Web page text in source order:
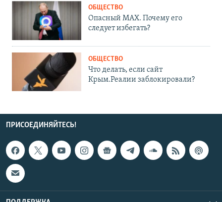
ОБЩЕСТВО
Опасный MAX. Почему его
следует избегать?
ОБЩЕСТВО
Что делать, если сайт
Крым.Реалии заблокировали?
ПРИСОЕДИНЯЙТЕСЬ!